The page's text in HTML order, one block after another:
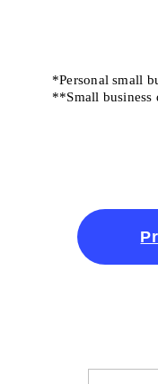
*Personal small
**Small business